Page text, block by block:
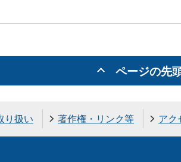
ページの先
り扱い 著作権・リンク等 アク